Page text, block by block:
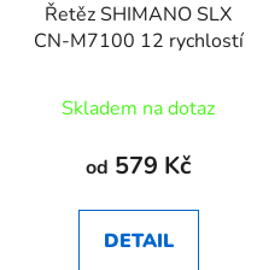
Řetěz SHIMANO SLX
CN-M7100 12 rychlostí
Skladem na dotaz
od 579 Kč
DETAIL